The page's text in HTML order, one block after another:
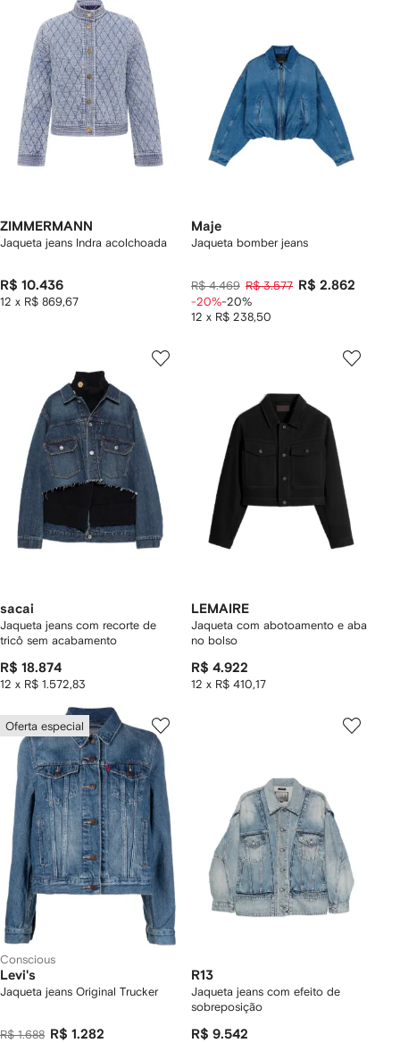
ZIMMERMANN
Jaqueta jeans Indra acolchoada
R$ 10.436
12 x R$ 869,67
Maje
Jaqueta bomber jeans
R$ 4.469 R$ 3.577 R$ 2.862
12 x R$ 238,50
-20%-20%
sacai
Jaqueta jeans com recorte de
tricô sem acabamento
R$ 18.874
12 x R$ 1.572,83
LEMAIRE
Jaqueta com abotoamento e aba
no bolso
R$ 4.922
12 x R$ 410,17
Oferta especial
Conscious
Levi's
Jaqueta jeans Original Trucker
R$ 1.688 R$ 1.282
R13
Jaqueta jeans com efeito de
sobreposição
R$ 9.542